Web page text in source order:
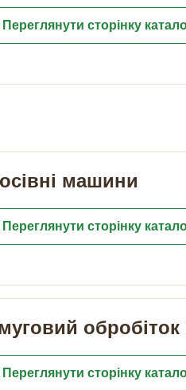
Переглянути сторінку
машини
Переглянути сторінку
обробіток
Переглянути сторінку